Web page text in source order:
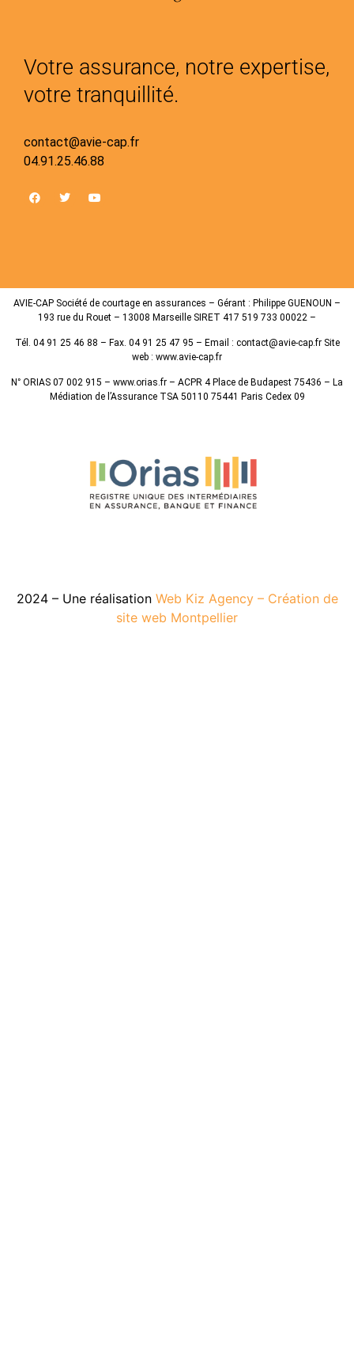
Votre assurance, notre expertise,
votre tranquillité.
contact@avie-cap.fr
04.91.25.46.88
AVIE-CAP Société de courtage en assurances – Gérant : Philippe GUENOUN –
193 rue du Rouet – 13008 Marseille SIRET 417 519 733 00022 –
Tél. 04 91 25 46 88 – Fax. 04 91 25 47 95 – Email : contact@avie-cap.fr Site
web : www.avie-cap.fr
N° ORIAS 07 002 915 – www.orias.fr – ACPR 4 Place de Budapest 75436 – La
Médiation de l’Assurance TSA 50110 75441 Paris Cedex 09
2024 – Une réalisation Web Kiz Agency – Création de
site web Montpellier